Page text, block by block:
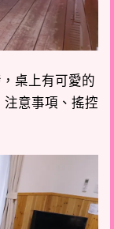
桌上有可愛的
意事項、搖控